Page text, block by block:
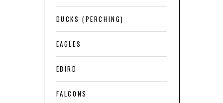
DUCKS (PERCHING)
EAGLES
EBIRD
FALCONS